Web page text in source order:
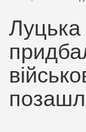
Луцька